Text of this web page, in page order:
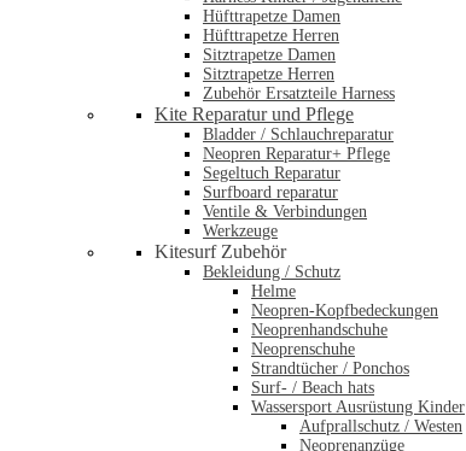
Hüfttrapetze Damen
Hüfttrapetze Herren
Sitztrapetze Damen
Sitztrapetze Herren
Zubehör Ersatzteile Harness
Kite Reparatur und Pflege
Bladder / Schlauchreparatur
Neopren Reparatur+ Pflege
Segeltuch Reparatur
Surfboard reparatur
Ventile & Verbindungen
Werkzeuge
Kitesurf Zubehör
Bekleidung / Schutz
Helme
Neopren-Kopfbedeckungen
Neoprenhandschuhe
Neoprenschuhe
Strandtücher / Ponchos
Surf- / Beach hats
Wassersport Ausrüstung Kinder
Aufprallschutz / Westen
Neoprenanzüge